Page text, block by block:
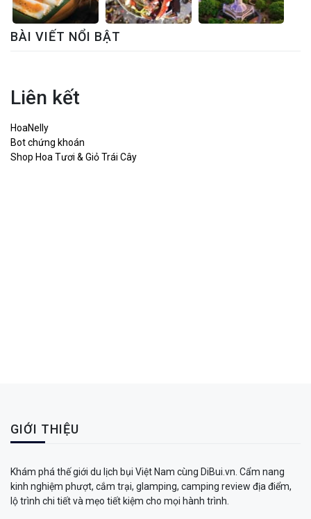
BÀI VIẾT NỔI BẬT
Liên kết
HoaNelly
Bot chứng khoán
Shop Hoa Tươi & Giỏ Trái Cây
GIỚI THIỆU
Khám phá thế giới du lịch bụi Việt Nam cùng DiBui.vn. Cẩm nang
kinh nghiệm phượt, cắm trại, glamping, camping review địa điểm,
lộ trình chi tiết và mẹo tiết kiệm cho mọi hành trình.